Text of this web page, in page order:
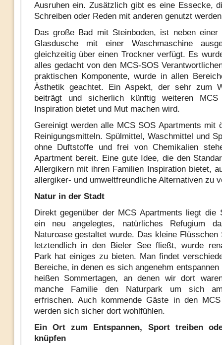
Ausruhen ein. Zusätzlich gibt es eine Essecke,
Schreiben oder Reden mit anderen genutzt
Das große Bad mit Steinboden, ist neben einer
Glasdusche mit einer Waschmaschine
gleichzeitig über einen Trockner verfügt. Es
alles gedacht von den MCS-SOS
praktischen Komponente, wurde in allen
Ästhetik geachtet. Ein Aspekt, der sehr zum
beiträgt und sicherlich künftig weiteren MCS
Inspiration bietet und Mut machen wird.
Gereinigt werden alle MCS SOS Apartments mit
Reinigungsmitteln. Spülmittel, Waschmittel und
ohne Duftstoffe und frei von Chemikalien
Apartment bereit. Eine gute Idee, die den
Allergikern mit ihren Familien Inspiration bietet,
allergiker- und umweltfreundliche Alternativen zu
Natur in der Stadt
Direkt gegenüber der MCS Apartments liegt die
ein neu angelegtes, natürliches Refugium
Naturoase gestaltet wurde. Das kleine Flüsschen
letztendlich in den Bieler See fließt, wurde
Park hat einiges zu bieten. Man findet
Bereiche, in denen es sich angenehm
heißen Sommertagen, an denen wir dort
manche Familie den Naturpark um sich
erfrischen. Auch kommende Gäste in den
werden sich sicher dort wohlfühlen.
Ein Ort zum Entspannen, Sport treiben
knüpfen